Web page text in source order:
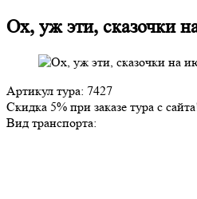
Ох, уж эти, сказочки
Артикул тура: 7427
Скидка 5% при заказе тура с
Вид транспорта: